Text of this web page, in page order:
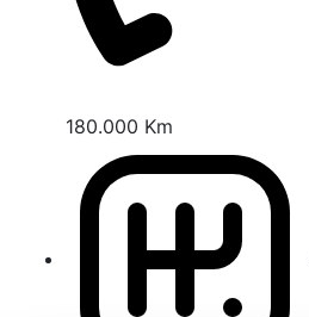
180.000 Km